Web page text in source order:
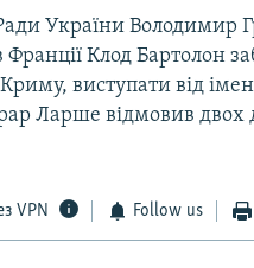
України Володимир
Франції Клод Бартолон
виступати від
Ларше відмовив двох
VPN Follow us